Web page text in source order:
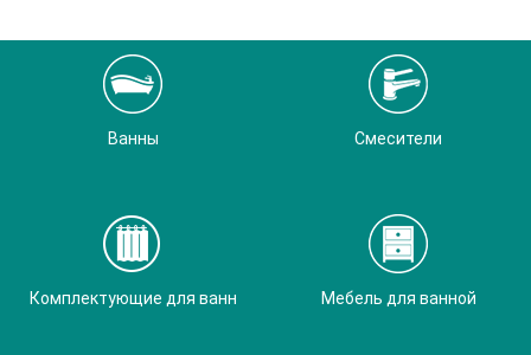
Ванны Смесители
Комплектующие для ванн Мебель для ванной